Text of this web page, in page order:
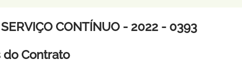
CONTÍNUO - 2022 - 0393
do Contrato